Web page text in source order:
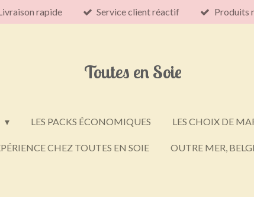
rapide Service client réactif Produits
Toutes en Soie
LES PACKS ÉCONOMIQUES LES CHOIX DE
CHEZ TOUTES EN SOIE OUTRE MER,